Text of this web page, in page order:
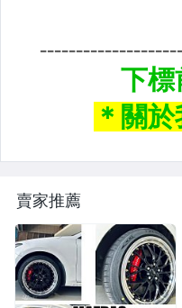
賣家推薦